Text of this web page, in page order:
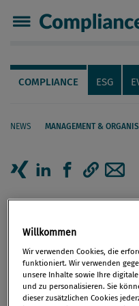
Servicenavigation
Navigation
COMPLIANCE ESG
NEWS MANAGEMENT &
Seiteninhalt
effektives
Größe,
eines Unternehmens
Willkommen
Wir verwenden Cookies, die
funktioniert. Wir verwenden
unsere Inhalte sowie Ihre
und zu personalisieren. Sie
dieser zusätzlichen Cookies